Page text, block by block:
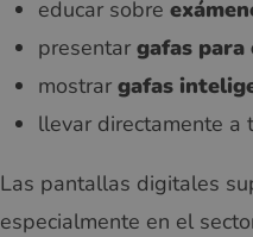
educar sobre
presentar gafas
mostrar gafas
llevar directamente a
Las pantallas digitales
especialmente en el